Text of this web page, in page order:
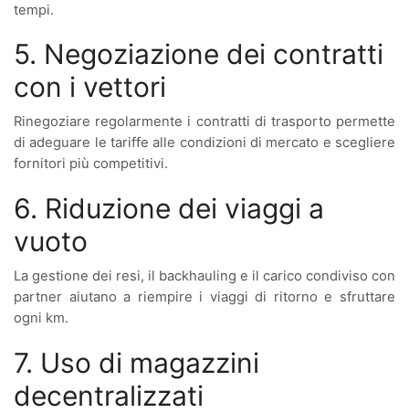
tempi.
5. Negoziazione dei contratti
con i vettori
Rinegoziare regolarmente i contratti di trasporto permette
di adeguare le tariffe alle condizioni di mercato e scegliere
fornitori più competitivi.
6. Riduzione dei viaggi a
vuoto
La gestione dei resi, il backhauling e il carico condiviso con
partner aiutano a riempire i viaggi di ritorno e sfruttare
ogni km.
7. Uso di magazzini
decentralizzati